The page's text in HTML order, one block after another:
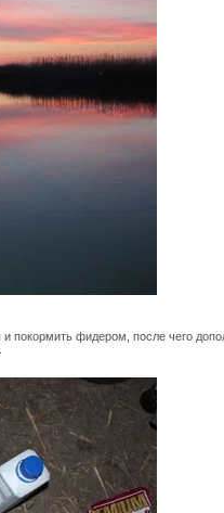
покормить фидером, после чего